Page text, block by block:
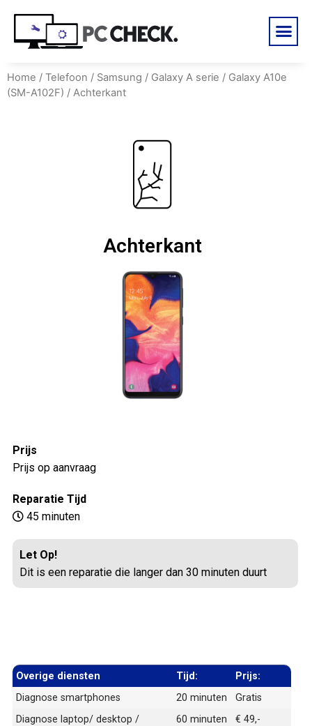
Home / Telefoon / Samsung / Galaxy A serie / Galaxy A10e
(SM-A102F) / Achterkant
Achterkant
Prijs
Prijs op aanvraag
Reparatie Tijd
45 minuten
Let Op!
Dit is een reparatie die langer dan 30 minuten duurt
Overige diensten Tijd:
Prijs:
Diagnose smartphones
20 minuten
Gratis
Diagnose laptop/ desktop /
60 minuten € 49,-